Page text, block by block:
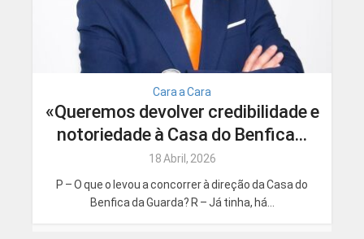
Cara a Cara
«Queremos devolver credibilidade e
notoriedade à Casa do Benfica...
18 Abril, 2026
P – O que o levou a concorrer à direção da Casa do
Benfica da Guarda? R – Já tinha, há...